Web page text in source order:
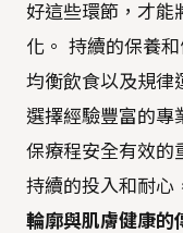
好這些環節，才能
化。 持續的保養
均衡飲食以及規律
選擇經驗豐富的專
保療程安全有效的
持續的投入和耐心
輪廓與肌膚健康的